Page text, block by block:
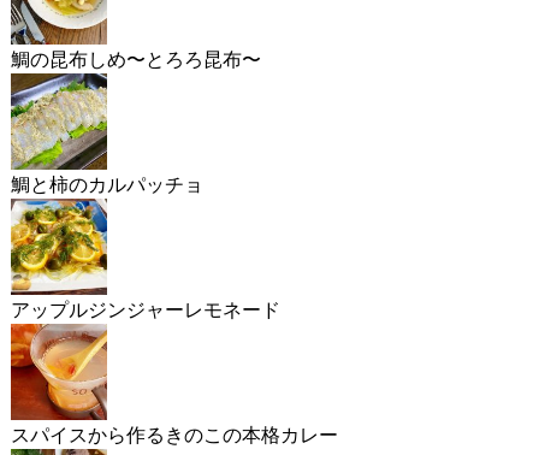
鯛の昆布しめ〜とろろ昆布〜
鯛と柿のカルパッチョ
アップルジンジャーレモネード
スパイスから作るきのこの本格カレー